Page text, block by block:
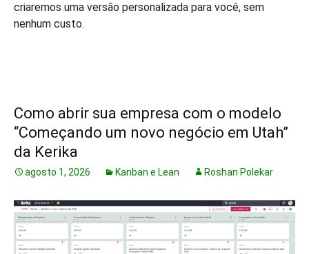
criaremos uma versão personalizada para você, sem
nenhum custo.
Como abrir sua empresa com o modelo
“Começando um novo negócio em Utah”
da Kerika
agosto 1, 2026 Kanban e Lean Roshan Polekar